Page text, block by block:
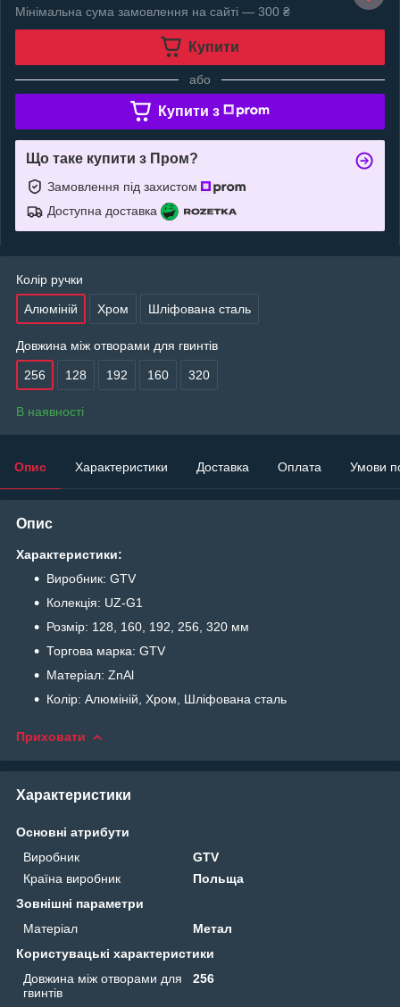
Мінімальна сума замовлення на сайті — 300 ₴
Купити
або
Купити з
Що таке купити з Пром?
Замовлення під захистом
Доступна доставка
Колір ручки
Алюміній Хром Шліфована сталь
Довжина між отворами для гвинтів
256 128 192 160 320
В наявності
Опис Характеристики Доставка Оплата Умови
Опис
Характеристики:
Виробник: GTV
Колекція: UZ-G1
Розмір: 128, 160, 192, 256, 320 мм
Торгова марка: GTV
Матеріал: ZnAl
Колір: Алюміній, Хром, Шліфована сталь
Приховати
Характеристики
Основні атрибути
Виробник
GTV
Країна виробник
Польща
Зовнішні параметри
Матеріал
Метал
Користувацькі характеристики
Довжина між отворами для
гвинтів
256